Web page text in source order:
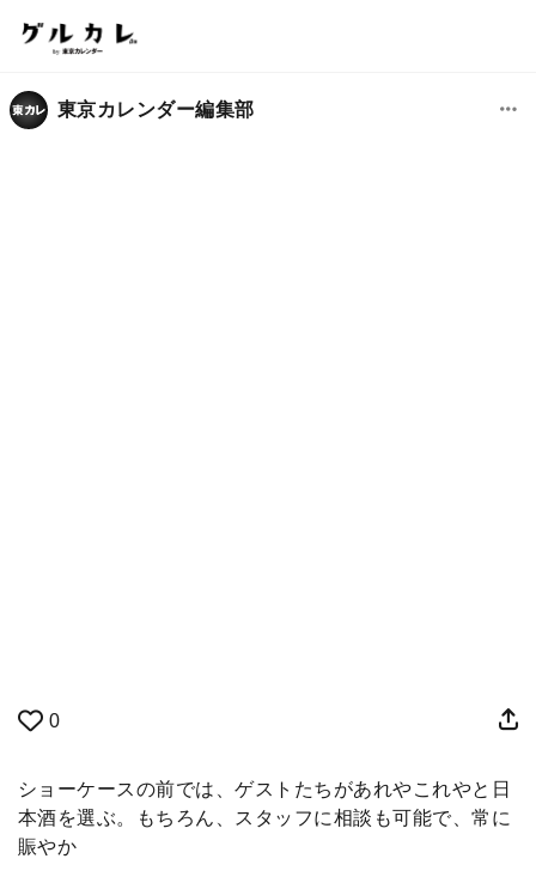
東京カレンダー編集部
0
ショーケースの前では、ゲストたちがあれやこれやと日
本酒を選ぶ。もちろん、スタッフに相談も可能で、常に
賑やか